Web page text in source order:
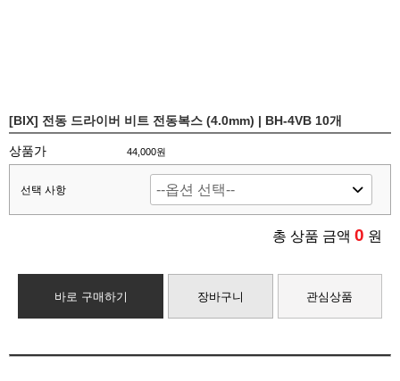
[BIX] 전동 드라이버 비트 전동복스 (4.0mm) | BH-4VB 10개
상품가 44,000원
선택 사항
총 상품 금액 0 원
바로 구매하기 장바구니 관심상품